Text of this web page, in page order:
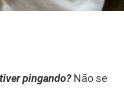
pingando? Não se